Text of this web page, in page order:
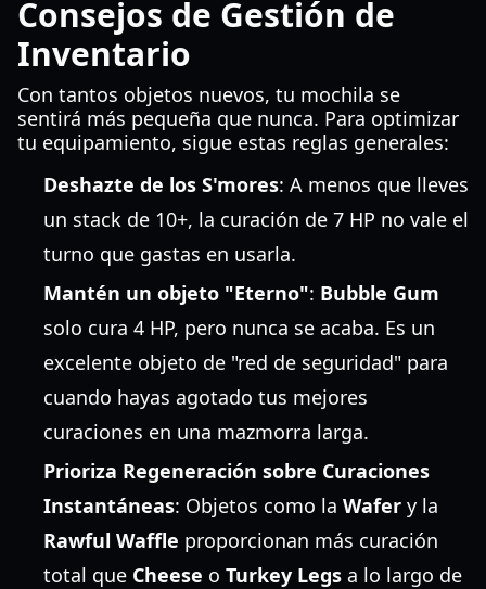
Consejos de Gestión de
Inventario
Con tantos objetos nuevos, tu mochila se
sentirá más pequeña que nunca. Para optimizar
tu equipamiento, sigue estas reglas generales:
Deshazte de los S'mores: A menos que lleves
un stack de 10+, la curación de 7 HP no vale el
turno que gastas en usarla.
Mantén un objeto "Eterno": Bubble Gum
solo cura 4 HP, pero nunca se acaba. Es un
excelente objeto de "red de seguridad" para
cuando hayas agotado tus mejores
curaciones en una mazmorra larga.
Prioriza Regeneración sobre Curaciones
Instantáneas: Objetos como la Wafer y la
Rawful Waffle proporcionan más curación
total que Cheese o Turkey Legs a lo largo de